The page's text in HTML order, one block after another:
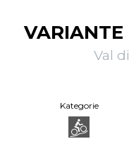
Val
Kategorie